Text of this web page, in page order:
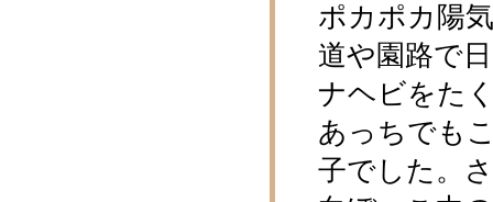
ポカポカ陽
道や園路で
ナヘビをた
あっちでも
子でした。